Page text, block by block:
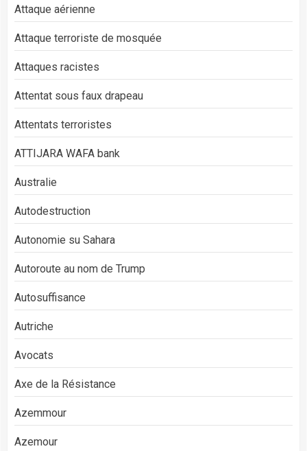
Attaque aérienne
Attaque terroriste de mosquée
Attaques racistes
Attentat sous faux drapeau
Attentats terroristes
ATTIJARA WAFA bank
Australie
Autodestruction
Autonomie su Sahara
Autoroute au nom de Trump
Autosuffisance
Autriche
Avocats
Axe de la Résistance
Azemmour
Azemour